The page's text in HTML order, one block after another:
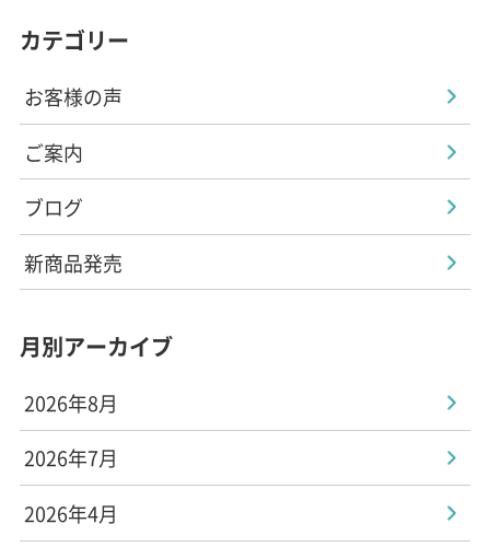
カテゴリー
お客様の声
ご案内
ブログ
新商品発売
月別アーカイブ
2026年8月
2026年7月
2026年4月